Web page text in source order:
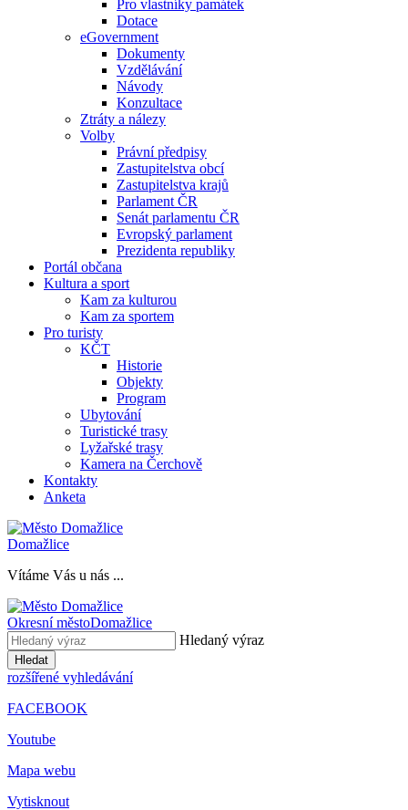
Pro vlastníky památek
Dotace
eGovernment
Dokumenty
Vzdělávání
Návody
Konzultace
Ztráty a nálezy
Volby
Právní předpisy
Zastupitelstva obcí
Zastupitelstva krajů
Parlament ČR
Senát parlamentu ČR
Evropský parlament
Prezidenta republiky
Portál občana
Kultura a sport
Kam za kulturou
Kam za sportem
Pro turisty
KČT
Historie
Objekty
Program
Ubytování
Turistické trasy
Lyžařské trasy
Kamera na Čerchově
Kontakty
Anketa
Domažlice
Vítáme Vás u nás ...
Okresní městoDomažlice
Hledaný výraz
Hledat
rozšířené vyhledávání
FACEBOOK
Youtube
Mapa webu
Vytisknout